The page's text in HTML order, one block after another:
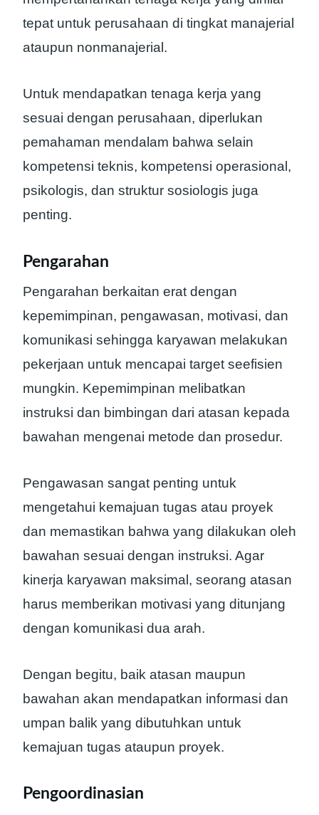
tepat untuk perusahaan di tingkat manajerial
ataupun nonmanajerial.
Untuk mendapatkan tenaga kerja yang
sesuai dengan perusahaan, diperlukan
pemahaman mendalam bahwa selain
kompetensi teknis, kompetensi operasional,
psikologis, dan struktur sosiologis juga
penting.
Pengarahan
Pengarahan berkaitan erat dengan
kepemimpinan, pengawasan, motivasi, dan
komunikasi sehingga karyawan melakukan
pekerjaan untuk mencapai target seefisien
mungkin. Kepemimpinan melibatkan
instruksi dan bimbingan dari atasan kepada
bawahan mengenai metode dan prosedur.
Pengawasan sangat penting untuk
mengetahui kemajuan tugas atau proyek
dan memastikan bahwa yang dilakukan oleh
bawahan sesuai dengan instruksi. Agar
kinerja karyawan maksimal, seorang atasan
harus memberikan motivasi yang ditunjang
dengan komunikasi dua arah.
Dengan begitu, baik atasan maupun
bawahan akan mendapatkan informasi dan
umpan balik yang dibutuhkan untuk
kemajuan tugas ataupun proyek.
Pengoordinasian